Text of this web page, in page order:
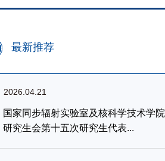
最新推荐
2026.04.21
国家同步辐射实验室及核科学技术学院
研究生会第十五次研究生代表...